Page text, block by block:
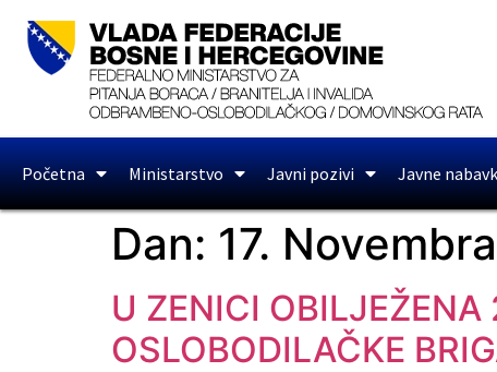
Početna Ministarstvo Javni pozivi Javne
Dan: 17.
U ZENICI
OSLOBODILAČKE